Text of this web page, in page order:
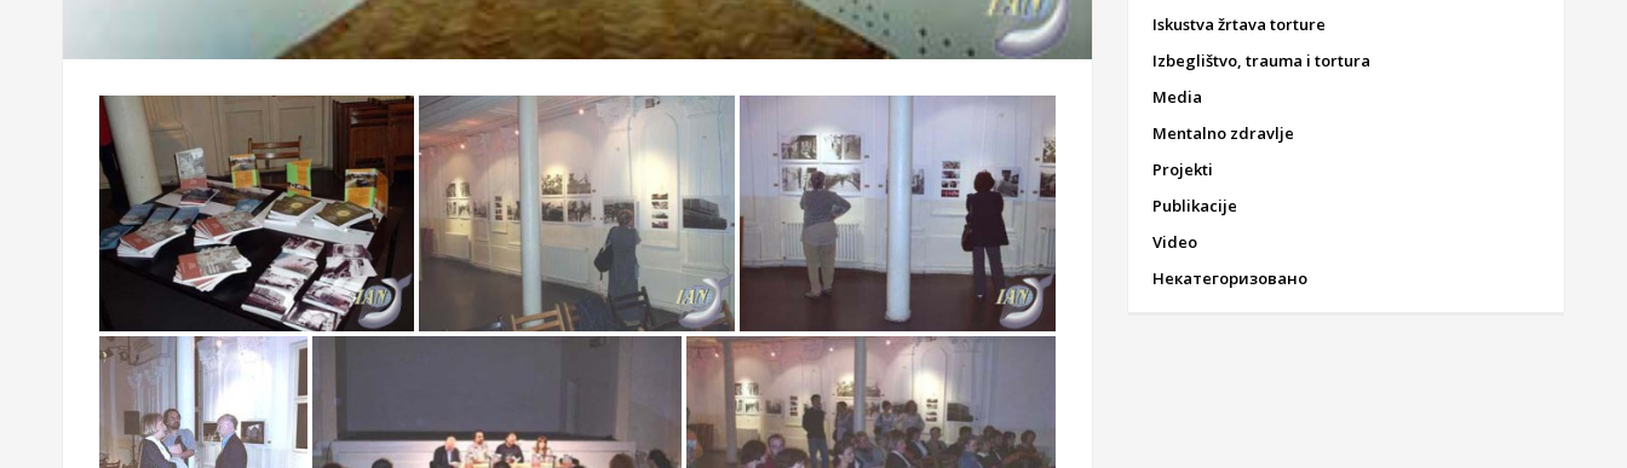
Iskustva žrtava torture
Izbeglištvo, trauma i tortura
Media
Mentalno zdravlje
Projekti
Publikacije
Video
Некатегоризовано